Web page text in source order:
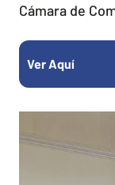
Cámara de
Ver Aquí